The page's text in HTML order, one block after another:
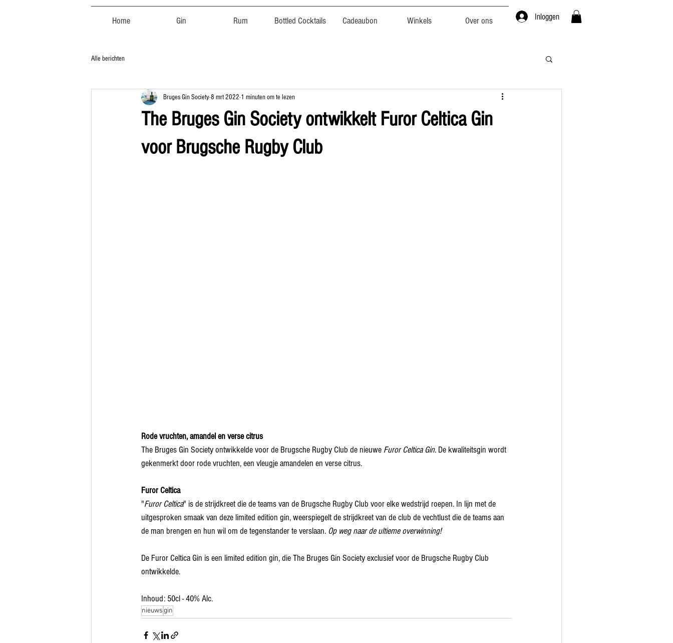
Home Gin Rum Bottled Cocktails Cadeaubon Winkels Over ons Inloggen
Alle berichten
The Bruges Gin Society ontwikkelt Furor Celtica Gin
voor Brugsche Rugby Club
Bruges Gin Society8 mrt 2022 1 minuten om te lezen
Rode vruchten, amandel en verse citrus
The Bruges Gin Society ontwikkelde voor de Brugsche Rugby Club de nieuwe Furor Celtica Gin. De kwaliteitsgin wordt
gekenmerkt door rode vruchten, een vleugje amandelen en verse citrus.
Furor Celtica
"Furor Celtica" is de strijdkreet die de teams van de Brugsche Rugby Club voor elke wedstrijd roepen. In lijn met de
uitgesproken smaak van deze limited edition gin, weerspiegelt de strijdkreet van de club de vechtlust die de teams aan
de man brengen en hun wil om de tegenstander te verslaan. Op weg naar de ultieme overwinning!
De Furor Celtica Gin is een limited edition gin, die The Bruges Gin Society exclusief voor de Brugsche Rugby Club
ontwikkelde.
Inhoud: 50cl - 40% Alc.
nieuwsgin